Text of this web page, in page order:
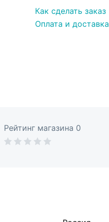
Как сделать заказ
Оплата и доставка
Рейтинг магазина 0